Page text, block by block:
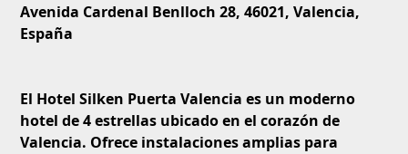
Avenida Cardenal Benlloch 28, 46021, Valencia,
España
El Hotel Silken Puerta Valencia es un moderno
hotel de 4 estrellas ubicado en el corazón de
Valencia. Ofrece instalaciones amplias para